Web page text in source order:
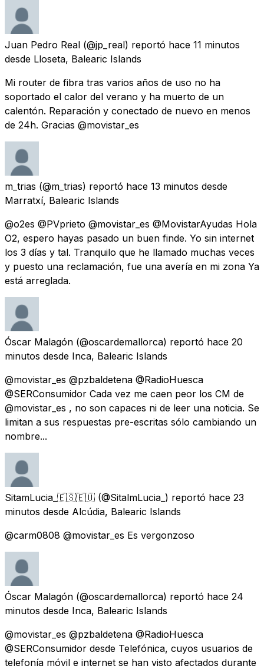
Juan Pedro Real (@jp_real) reportó hace 11 minutos
desde Lloseta, Balearic Islands
Mi router de fibra tras varios años de uso no ha
soportado el calor del verano y ha muerto de un
calentón. Reparación y conectado de nuevo en menos
de 24h. Gracias @movistar_es
m_trias (@m_trias) reportó hace 13 minutos desde
Marratxí, Balearic Islands
@o2es @PVprieto @movistar_es @MovistarAyudas Hola
O2, espero hayas pasado un buen finde. Yo sin internet
los 3 días y tal. Tranquilo que he llamado muchas veces
y puesto una reclamación, fue una avería en mi zona Ya
está arreglada.
Óscar Malagón (@oscardemallorca) reportó hace 20
minutos desde Inca, Balearic Islands
@movistar_es @pzbaldetena @RadioHuesca
@SERConsumidor Cada vez me caen peor los CM de
@movistar_es , no son capaces ni de leer una noticia. Se
limitan a sus respuestas pre-escritas sólo cambiando un
nombre...
SitamLucia_🇪🇸🇪🇺 (@SitalmLucia_) reportó hace 23
minutos desde Alcúdia, Balearic Islands
@carm0808 @movistar_es Es vergonzoso
Óscar Malagón (@oscardemallorca) reportó hace 24
minutos desde Inca, Balearic Islands
@movistar_es @pzbaldetena @RadioHuesca
@SERConsumidor desde Telefónica, cuyos usuarios de
telefonía móvil e internet se han visto afectados durante